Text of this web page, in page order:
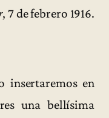
, 7 de febrero 1916.
insertaremos en
una bellísima